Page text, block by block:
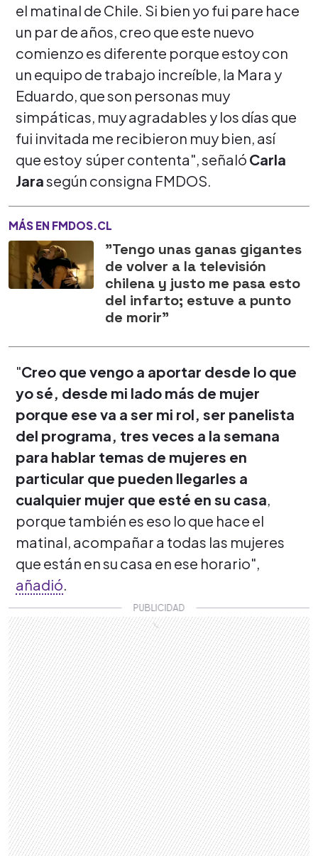
el matinal de Chile. Si bien yo fui pare hace
un par de años, creo que este nuevo
comienzo es diferente porque estoy con
un equipo de trabajo increíble, la Mara y
Eduardo, que son personas muy
simpáticas, muy agradables y los días que
fui invitada me recibieron muy bien, así
que estoy súper contenta", señaló Carla
Jarasegún consigna FMDOS.
MÁS EN FMDOS.CL
"Tengo unas ganas gigantes
de volver a la televisión
chilena y justo me pasa esto
del infarto; estuve a punto
de morir"
"Creo que vengo a aportar desde lo que
yo sé, desde mi lado más de mujer
porque ese va a ser mi rol, ser panelista
del programa, tres veces a la semana
para hablar temas de mujeres en
particular que pueden llegarles a
cualquier mujer que esté en su casa,
porque también es eso lo que hace el
matinal, acompañar a todas las mujeres
que están en su casa en ese horario",
añadió.